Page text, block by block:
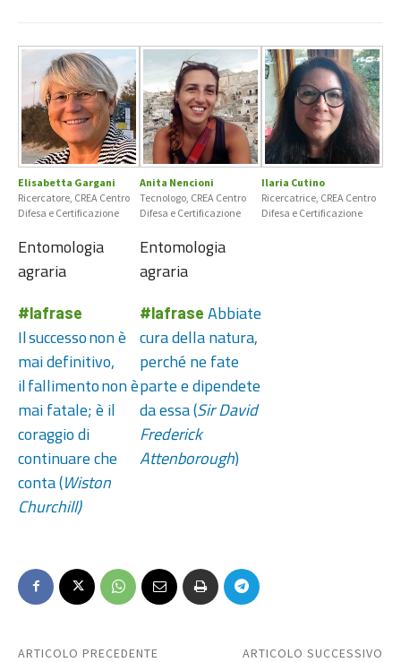
Elisabetta Gargani
Ricercatore, CREA Centro
Difesa e Certificazione
Entomologia
agraria
#lafrase
Il successo non è
mai definitivo,
il fallimento non è
mai fatale; è il
coraggio di
continuare che
conta (Wiston
Churchill)
Anita Nencioni
Tecnologo, CREA Centro
Difesa e Certificazione
Entomologia
agraria
#lafrase Abbiate
cura della natura,
perché ne fate
parte e dipendete
da essa (Sir David
Frederick
Attenborough)
Ilaria Cutino
Ricercatrice, CREA Centro
Difesa e Certificazione
ARTICOLO PRECEDENTE ARTICOLO SUCCESSIVO